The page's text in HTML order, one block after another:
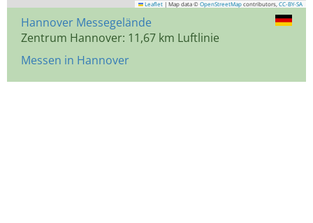
Leaflet | Map data © OpenStreetMap contributors, CC-BY-SA
Hannover Messegelände
Zentrum Hannover: 11,67 km Luftlinie
Messen in Hannover